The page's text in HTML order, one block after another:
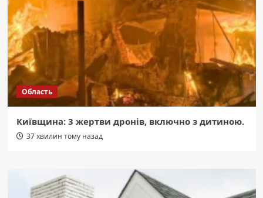
Область
Київщина: 3 жертви дронів, включно з дитиною.
37 хвилин тому назад